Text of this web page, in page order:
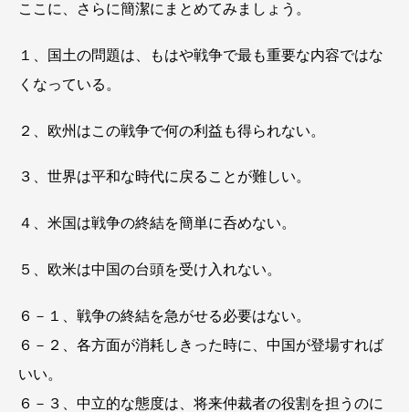
ここに、さらに簡潔にまとめてみましょう。
１、国土の問題は、もはや戦争で最も重要な内容ではな
くなっている。
２、欧州はこの戦争で何の利益も得られない。
３、世界は平和な時代に戻ることが難しい。
４、米国は戦争の終結を簡単に呑めない。
５、欧米は中国の台頭を受け入れない。
６－１、戦争の終結を急がせる必要はない。
６－２、各方面が消耗しきった時に、中国が登場すれば
いい。
６－３、中立的な態度は、将来仲裁者の役割を担うのに